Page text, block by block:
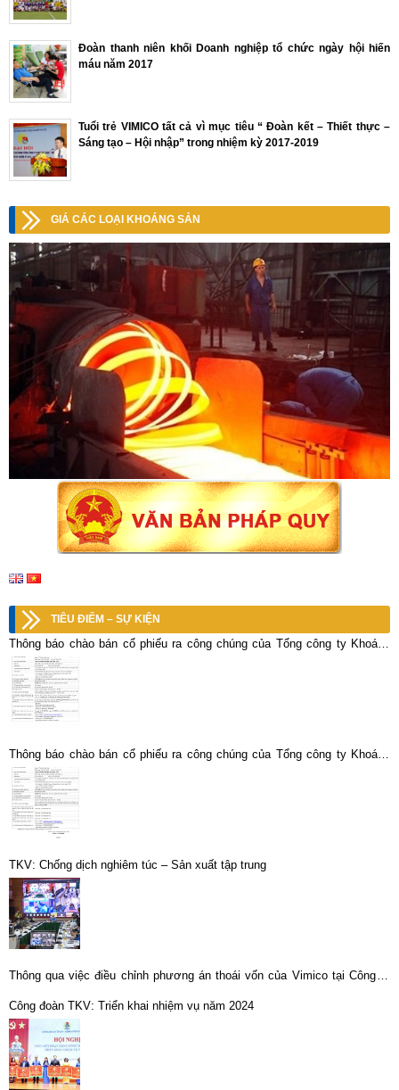
Đoàn thanh niên khối Doanh nghiệp tổ chức ngày hội hiến
máu năm 2017
Tuổi trẻ VIMICO tất cả vì mục tiêu “ Đoàn kết – Thiết thực –
Sáng tạo – Hội nhập” trong nhiệm kỳ 2017-2019
GIÁ CÁC LOẠI KHOÁNG SẢN
TIÊU ĐIỂM – SỰ KIỆN
Thông báo chào bán cổ phiếu ra công chúng của Tổng công ty Khoáng
sản – TKV tại Công ty CP KLM Nghệ Tĩnh
Thông báo chào bán cổ phiếu ra công chúng của Tổng công ty Khoáng
sản TKV-CTCP tại Công ty Cổ phần Kim loại màu Nghệ Tĩnh
TKV: Chống dịch nghiêm túc – Sản xuất tập trung
Thông qua việc điều chỉnh phương án thoái vốn của Vimico tại Công ty
Công đoàn TKV: Triển khai nhiệm vụ năm 2024